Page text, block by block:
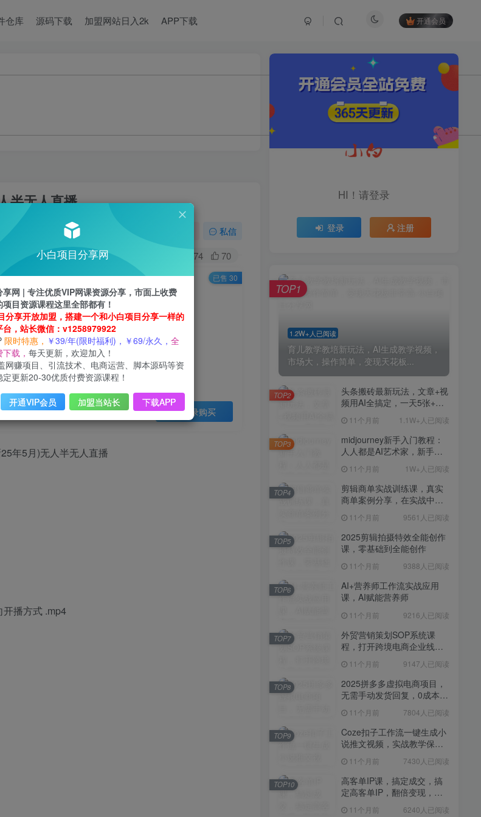
仓库 源码下载 加盟网站日入2k APP下载 开通会员
半无人直播
私信
474 70
实时防风技术(更新25年5月)无人半无人直播
请付费后查看
惠
终身VIP会员
免费
登录购买
已售 30
播方式 .mp4
1.2W+人已阅读
育儿教学教培新玩法，AI生成教学视频，
市场大，操作简单，变现天花板...
TOP1
频用AI全搞定，一天5张+不
是问题，每天只需10分钟
midjourney新手入门教程：
人人都是AI艺术家，新手小
TOP4
11个月前 9388人已阅读
TOP5
AI+营养师工作流实战应用
课，AI赋能营养师
11个月前 9216人已阅读
TOP6
外贸营销策划SOP系统课
程，打开跨境电商企业线上
营销任督二脉
11个月前 9147人已阅读
2025拼多多虚拟电商项目，
无需手动发货回复，0成本，
轻松月入1-5W【揭秘】
11个月前 7804人已阅读
Coze扣子工作流一键生成小
说推文视频，实战教学保姆
级教程11个月前 7430人已阅读
高客单IP课，搞定成交，搞
定高客单IP，翻倍变现，轻
松卖爆，不销而销
11个月前 6240人已阅读
快手带货AI暴力起号，0粉丝
可开通，月入过W，提供账
号就行，适合普通人的懒人
项目【揭秘】
11个月前 6109人已阅读
抖音从0到1起号运营全攻略
课程，从认知纠偏到实操落
地，高效起号变现
11个月前 5819人已阅读
HI！请登录
登录 注册
1.2W+人已阅读
育儿教学教培新玩法，AI生成教学视频，
市场大，操作简单，变现天花板...
TOP1
头条搬砖最新玩法，文章+视
频用AI全搞定，一天5张+不
11个月前 1.1W+人已阅读
TOP2
midjourney新手入门教程：
人人都是AI艺术家，新手小
11个月前 1W+人已阅读
TOP3
剪辑商单实战训练课，真实
商单案例分享，在实战中练
11个月前 9561人已阅读
TOP4
2025剪辑拍摄特效全能创作
课，零基础到全能创作
11个月前 9388人已阅读
TOP5
AI+营养师工作流实战应用
课，AI赋能营养师
11个月前 9216人已阅读
TOP6
外贸营销策划SOP系统课
程，打开跨境电商企业线上
11个月前 9147人已阅读
TOP7
2025拼多多虚拟电商项目，
无需手动发货回复，0成本，
11个月前 7804人已阅读
TOP8
Coze扣子工作流一键生成小
说推文视频，实战教学保姆
11个月前 7430人已阅读
TOP9
高客单IP课，搞定成交，搞
定高客单IP，翻倍变现，轻
11个月前 6240人已阅读
TOP10
小白项目分享网
享网 | 专注优质VIP网课资源分享，市面上收费
项目资源课程这里全部都有！
分享开放加盟，搭建一个和小白项目分享一样的
台，站长微信：v1258979922
限时特惠， ￥39/年(限时福利)，￥69/永久， 全
载， 每天更新，欢迎加入！
网赚项目、引流技术、电商运营、脚本源码等资
更新20-30优质付费资源课程！
开通VIP会员 加盟当站长 下载APP